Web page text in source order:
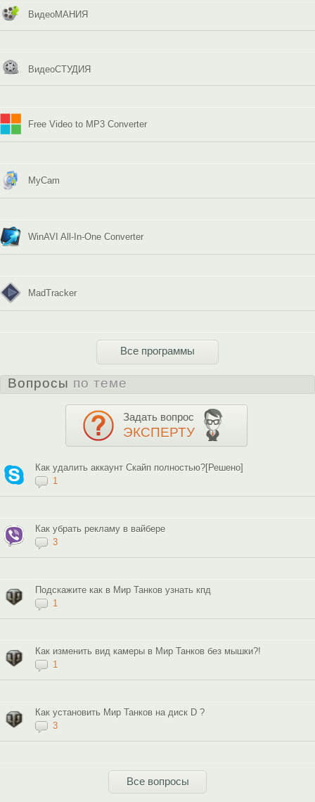
ВидеоМАНИЯ
ВидеоСТУДИЯ
Free Video to MP3 Converter
MyCam
WinAVI All-In-One Converter
MadTracker
Все программы
Вопросы по теме
Задать вопрос
ЭКСПЕРТУ
Как удалить аккаунт Скайп полностью?[Решено]
1
Как убрать рекламу в вайбере
3
Подскажите как в Мир Танков узнать кпд
1
Как изменить вид камеры в Мир Танков без мышки?!
1
Как установить Мир Танков на диск D ?
3
Все вопросы